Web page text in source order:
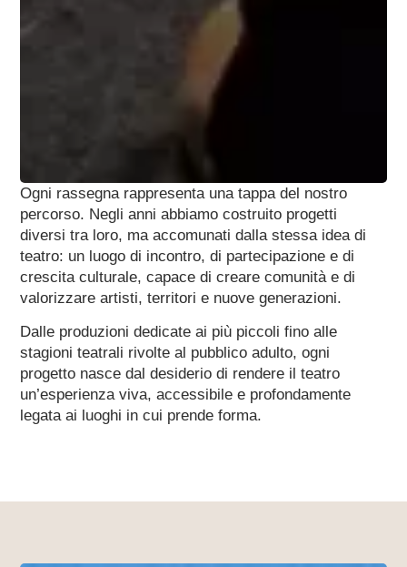
Ogni rassegna rappresenta una tappa del nostro
percorso. Negli anni abbiamo costruito progetti
diversi tra loro, ma accomunati dalla stessa idea di
teatro: un luogo di incontro, di partecipazione e di
crescita culturale, capace di creare comunità e di
valorizzare artisti, territori e nuove generazioni.
Dalle produzioni dedicate ai più piccoli fino alle
stagioni teatrali rivolte al pubblico adulto, ogni
progetto nasce dal desiderio di rendere il teatro
un’esperienza viva, accessibile e profondamente
legata ai luoghi in cui prende forma.